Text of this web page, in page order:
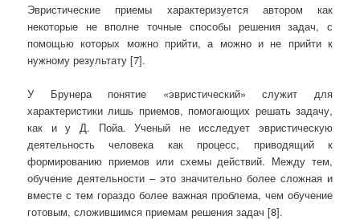
Эвристические приемы характеризуется автором как
некоторые не вполне точные способы решения задач, с
помощью которых можно прийти, а можно и не прийти к
нужному результату [7].
У Брунера понятие «эвристический» служит для
характеристики лишь приемов, помогающих решать задачу,
как и у Д. Пойа. Ученый не исследует эвристическую
деятельность человека как процесс, приводящий к
формированию приемов или схемы действий. Между тем,
обучение деятельности – это значительно более сложная и
вместе с тем гораздо более важная проблема, чем обучение
готовым, сложившимся приемам решения задач [8].